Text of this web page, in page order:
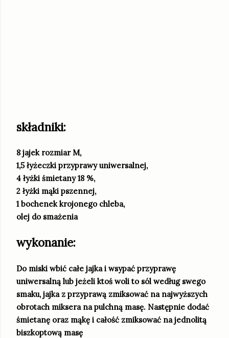
składniki:
8 jajek rozmiar M,
1,5 łyżeczki przyprawy uniwersalnej,
4 łyżki śmietany 18 %,
2 łyżki mąki pszennej,
1 bochenek krojonego chleba,
olej do smażenia
wykonanie:
Do miski wbić całe jajka i wsypać przyprawę
uniwersalną lub jeżeli ktoś woli to sól według swego
smaku, jajka z przyprawą zmiksować na najwyższych
obrotach miksera na pulchną masę. Następnie dodać
śmietanę oraz mąkę i całość zmiksować na jednolitą
biszkoptową masę